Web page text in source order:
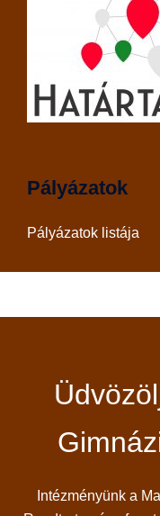
Pályázatok
Pályázatok listája
Intézményünk a